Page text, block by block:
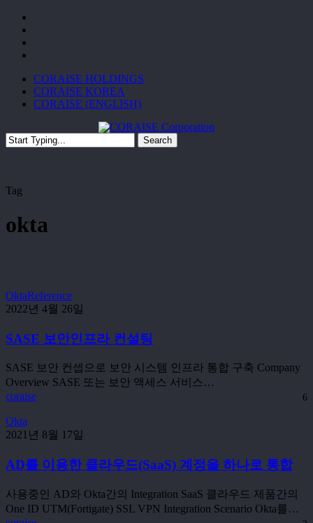
Skip
main
content
CORAISE HOLDINGS
CORAISE KOREA
CORAISE (ENGLISH)
Search
Tag
okta
SASE
보
인
라
컨
설
OktaReference
2022년 4월 26일
SASE 보안인프라 컨설팅
SASE 보안 컨셉으로 보안 시스템 인프라 통합 구축 Company
Overview SASE 또는 보안 액세스 서비스…
coraise
6
AD
를
용
클
라
Okta
2021년 8월 17일
AD를 이용한 클라우드(SaaS) 계정을 하나로 통합
사용중인 AD와 Okta간의 Integration SaaS 클라우드 제품간의
One ID UTM(Fortigate) SSL VPN Integration Scenario Okta를…